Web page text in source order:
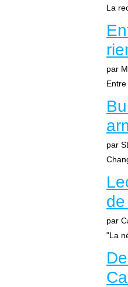
La
par
par
par
"La